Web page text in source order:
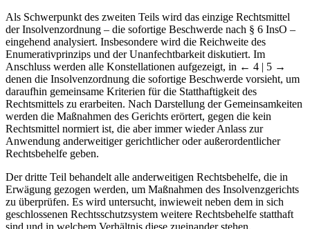
Als Schwerpunkt des zweiten Teils wird das einzige Rechtsmittel
der Insolvenzordnung – die sofortige Beschwerde nach § 6 InsO –
eingehend analysiert. Insbesondere wird die Reichweite des
Enumerativprinzips und der Unanfechtbarkeit diskutiert. Im
Anschluss werden alle Konstellationen aufgezeigt, in ← 4 | 5 →
denen die Insolvenzordnung die sofortige Beschwerde vorsieht, um
daraufhin gemeinsame Kriterien für die Statthaftigkeit des
Rechtsmittels zu erarbeiten. Nach Darstellung der Gemeinsamkeiten
werden die Maßnahmen des Gerichts erörtert, gegen die kein
Rechtsmittel normiert ist, die aber immer wieder Anlass zur
Anwendung anderweitiger gerichtlicher oder außerordentlicher
Rechtsbehelfe geben.
Der dritte Teil behandelt alle anderweitigen Rechtsbehelfe, die in
Erwägung gezogen werden, um Maßnahmen des Insolvenzgerichts
zu überprüfen. Es wird untersucht, inwieweit neben dem in sich
geschlossenen Rechtsschutzsystem weitere Rechtsbehelfe statthaft
sind und in welchem Verhältnis diese zueinander stehen.